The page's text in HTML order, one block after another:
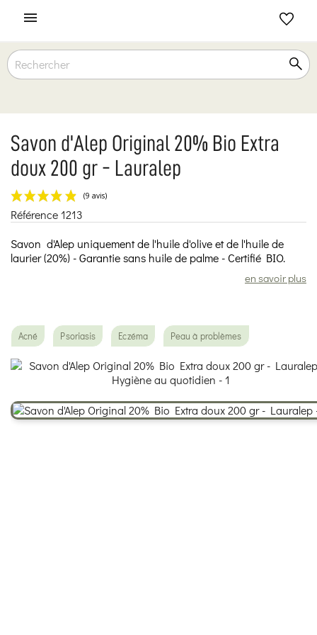

Savon d'Alep Original 20% Bio Extra
doux 200 gr - Lauralep
Référence1213
Savon d'Alep uniquement de l'huile d'olive et de l'huile de
laurier (20%) - Garantie sans huile de palme - Certifié BIO.
en savoir plus
Acné Psoriasis Eczéma Peau à problèmes